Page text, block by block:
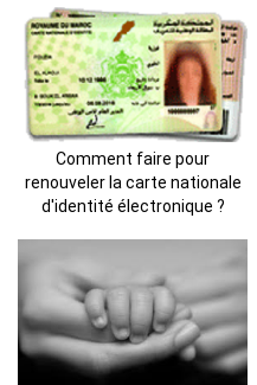
Comment faire pour
renouveler la carte nationale
d'identité électronique ?